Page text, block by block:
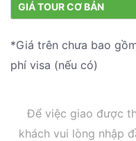
GIÁ TOUR CƠ BẢN
*Giá trên chưa bao
phí visa (nếu có)
Để việc giao được
khách vui lòng nhập